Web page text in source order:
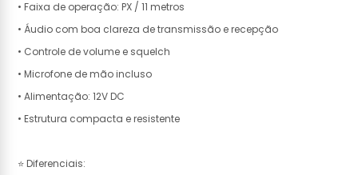
• Faixa de operação: PX / 11 metros
• Áudio com boa clareza de transmissão e recepção
• Controle de volume e squelch
• Microfone de mão incluso
• Alimentação: 12V DC
• Estrutura compacta e resistente
⭐ Diferenciais: